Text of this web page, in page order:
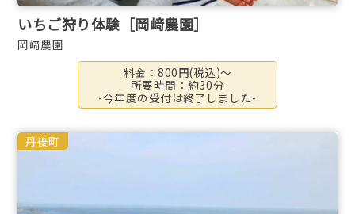
いちご狩り体験［岡﨑農園］
岡﨑農園
料金：800円(税込)～
所要時間：約30分
-今年度の受付は終了しました-
丹後町